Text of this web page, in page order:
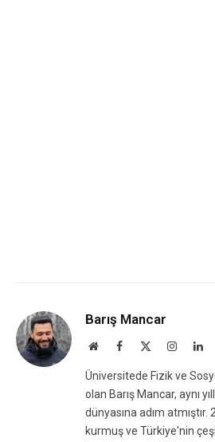
Barış Mancar
WebsiteFacebook Instagram
Üniversitede Fizik ve
olan Barış Mancar, aynı
dünyasına adım
kurmuş ve Türkiye'nin